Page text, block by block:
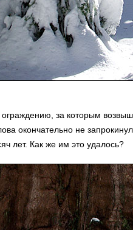
за которым
окончательно не
лет. Как же им это удалось?